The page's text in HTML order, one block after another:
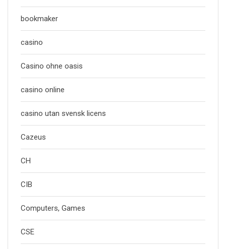
bookmaker
casino
Casino ohne oasis
casino online
casino utan svensk licens
Cazeus
CH
CIB
Computers, Games
CSE